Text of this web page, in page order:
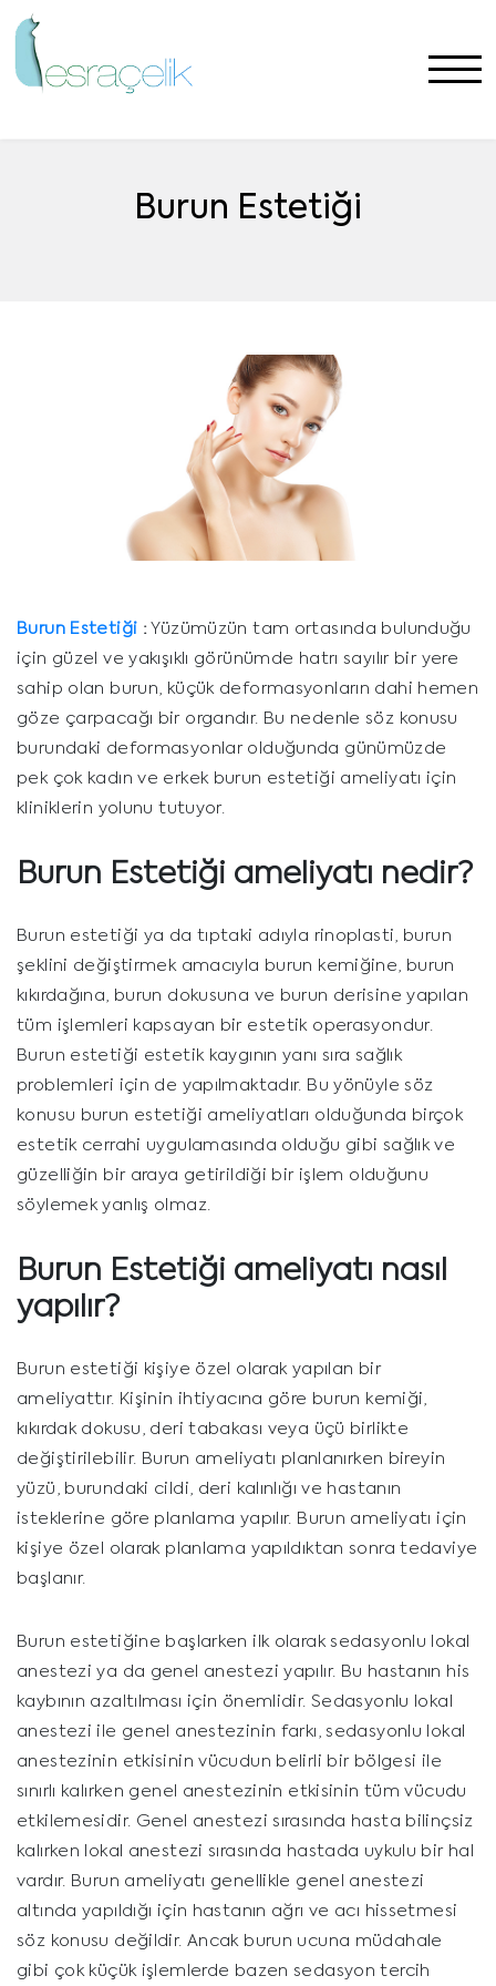
Burun Estetiği
Burun Estetiği : Yüzümüzün tam ortasında bulunduğu
için güzel ve yakışıklı görünümde hatrı sayılır bir yere
sahip olan burun, küçük deformasyonların dahi hemen
göze çarpacağı bir organdır. Bu nedenle söz konusu
burundaki deformasyonlar olduğunda günümüzde
pek çok kadın ve erkek burun estetiği ameliyatı için
kliniklerin yolunu tutuyor.
Burun Estetiği ameliyatı nedir?
Burun estetiği ya da tıptaki adıyla rinoplasti, burun
şeklini değiştirmek amacıyla burun kemiğine, burun
kıkırdağına, burun dokusuna ve burun derisine yapılan
tüm işlemleri kapsayan bir estetik operasyondur.
Burun estetiği estetik kaygının yanı sıra sağlık
problemleri için de yapılmaktadır. Bu yönüyle söz
konusu burun estetiği ameliyatları olduğunda birçok
estetik cerrahi uygulamasında olduğu gibi sağlık ve
güzelliğin bir araya getirildiği bir işlem olduğunu
söylemek yanlış olmaz.
Burun Estetiği ameliyatı nasıl
yapılır?
Burun estetiği kişiye özel olarak yapılan bir
ameliyattır. Kişinin ihtiyacına göre burun kemiği,
kıkırdak dokusu, deri tabakası veya üçü birlikte
değiştirilebilir. Burun ameliyatı planlanırken bireyin
yüzü, burundaki cildi, deri kalınlığı ve hastanın
isteklerine göre planlama yapılır. Burun ameliyatı için
kişiye özel olarak planlama yapıldıktan sonra tedaviye
başlanır.
Burun estetiğine başlarken ilk olarak sedasyonlu lokal
anestezi ya da genel anestezi yapılır. Bu hastanın his
kaybının azaltılması için önemlidir. Sedasyonlu lokal
anestezi ile genel anestezinin farkı, sedasyonlu lokal
anestezinin etkisinin vücudun belirli bir bölgesi ile
sınırlı kalırken genel anestezinin etkisinin tüm vücudu
etkilemesidir. Genel anestezi sırasında hasta bilinçsiz
kalırken lokal anestezi sırasında hastada uykulu bir hal
vardır. Burun ameliyatı genellikle genel anestezi
altında yapıldığı için hastanın ağrı ve acı hissetmesi
söz konusu değildir. Ancak burun ucuna müdahale
gibi çok küçük işlemlerde bazen sedasyon tercih